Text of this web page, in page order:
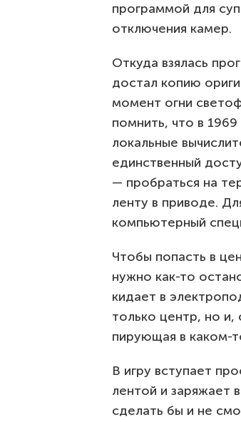
программой для
отключения камер.
Откуда взялась
достал копию
момент огни
помнить, что в
локальные
единственный
— пробраться на
ленту в приводе.
компьютерный
Чтобы попасть в
нужно как-то
кидает в
только центр, но и,
пирующая в каком-
В игру вступает
лентой и заряжает
сделать бы и не